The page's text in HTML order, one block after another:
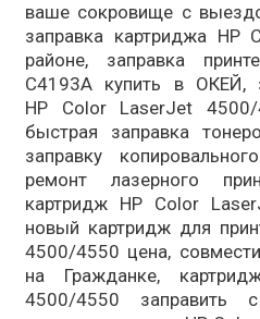
ваше сокровище с
заправка картриджа HP
районе, заправка
C4193A купить в ОКЕЙ,
HP Color LaserJet
быстрая заправка
заправку
ремонт лазерного
картридж HP Color
новый картридж для
4500/4550 цена,
на Гражданке,
4500/4550 заправить